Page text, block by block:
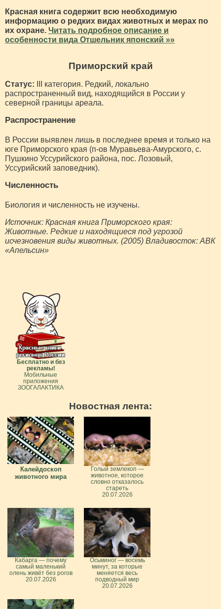
Красная книга содержит всю необходимую
информацию о редких видах животных и мерах по
их охране. Читать подробное описание и
особенности вида Отшельник японский »»
Приморский край
Статус: III категория. Редкий, локально
распространенный вид, находящийся в России у
северной границы ареала.
Распространение
В России выявлен лишь в последнее время и только на
юге Приморского края (п-ов Муравьева-Амурского, с.
Пушкино Уссурийского района, пос. Лозовый,
Уссурийский заповедник).
Численность
Биология и численность не изучены.
Источник: Красная книга Приморского края:
Животные. Редкие и находящиеся под угрозой
исчезновения виды животных. (2005) Владивосток: АВК
«Апельсин»
Бесплатно и без
рекламы!
Мобильные
приложения
ЗООГАЛАКТИКА
Новостная лента:
Калейдоскоп
животного мира
Голый землекоп —
животное, которое
словно отказалось
стареть
20.07.2026
Кабарга — почему
самый маленький
олень живёт без рогов
20.07.2026
Осьминог — восемь
минут, за которые
меняется весь
подводный мир
20.07.2026